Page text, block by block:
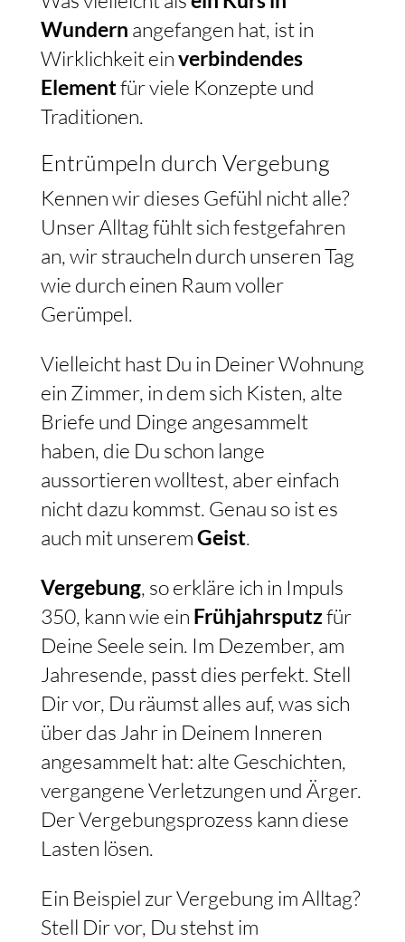
Wundern angefangen hat, ist in
Wirklichkeit einverbindendes
Elementfür viele Konzepte und
Traditionen.
Entrümpeln durch Vergebung
Kennen wir dieses Gefühl nicht alle?
Unser Alltag fühlt sich festgefahren
an, wir straucheln durch unseren Tag
wie durch einen Raum voller
Gerümpel.
Vielleicht hast Du in Deiner Wohnung
ein Zimmer, in dem sich Kisten, alte
Briefe und Dinge angesammelt
haben, die Du schon lange
aussortieren wolltest, aber einfach
nicht dazu kommst. Genau so ist es
auch mit unseremGeist.
Vergebung, so erkläre ich in Impuls
350, kann wie ein Frühjahrsputzfür
Deine Seele sein. Im Dezember, am
Jahresende, passt dies perfekt. Stell
Dir vor, Du räumst alles auf, was sich
über das Jahr in Deinem Inneren
angesammelt hat: alte Geschichten,
vergangene Verletzungen und Ärger.
Der Vergebungsprozess kann diese
Lasten lösen.
Ein Beispiel zur Vergebung im Alltag?
Stell Dir vor, Du stehst im